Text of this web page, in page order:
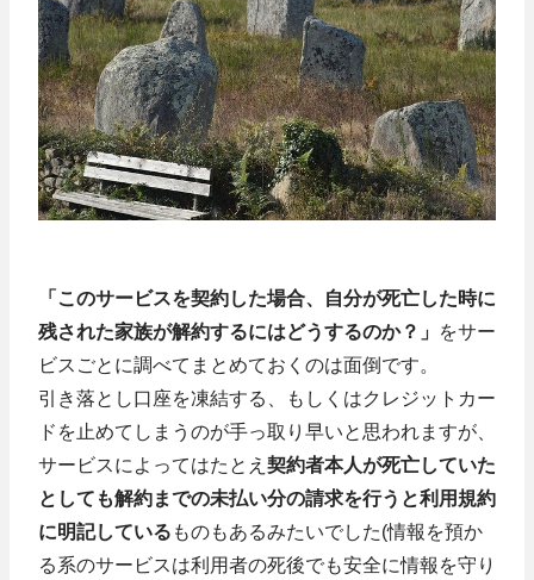
「このサービスを契約した場合、自分が死亡した時に
残された家族が解約するにはどうするのか？」 をサー
ビスごとに調べてまとめておくのは面倒です。
引き落とし口座を凍結する、もしくはクレジットカー
ドを止めてしまうのが手っ取り早いと思われますが、
サービスによってはたとえ 契約者本人が死亡していた
としても解約までの未払い分の請求を行うと利用規約
に明記している ものもあるみたいでした(情報を預か
る系のサービスは利用者の死後でも安全に情報を守り